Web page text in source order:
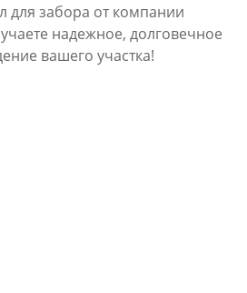
для забора от компании
надежное, долговечное
вашего участка!